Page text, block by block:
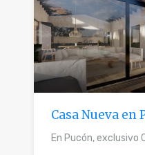
Casa Nueva en
En Pucón, exclusivo